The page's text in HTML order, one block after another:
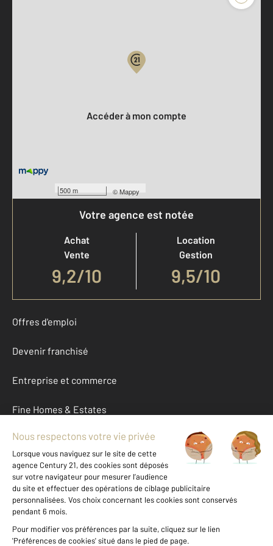
500 m ©Mappy
Accéder à mon compte
Votre agence est notée
Achat
Vente
9,2/10
Location
Gestion
9,5/10
Offres d'emploi
Devenir franchisé
Entreprise et commerce
Fine Homes & Estates
À propos
International
Nous contacter